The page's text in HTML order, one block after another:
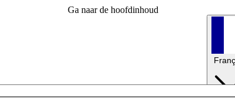
Ga naar de hoofdinhoud